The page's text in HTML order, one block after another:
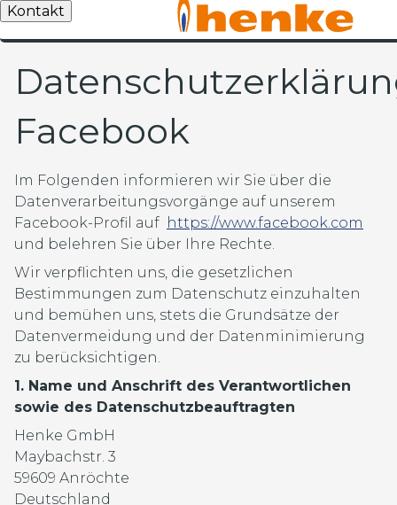
Kontakt
Facebook
Im Folgenden informieren wir Sie über die
Datenverarbeitungsvorgänge auf unserem
Facebook-Profil auf https://www.facebook.com
und belehren Sie über Ihre Rechte.
Wir verpflichten uns, die gesetzlichen
Bestimmungen zum Datenschutz einzuhalten
und bemühen uns, stets die Grundsätze der
Datenvermeidung und der Datenminimierung
zu berücksichtigen.
1. Name und Anschrift des Verantwortlichen
sowie des Datenschutzbeauftragten
Henke GmbH
Maybachstr. 3
59609 Anröchte
Deutschland